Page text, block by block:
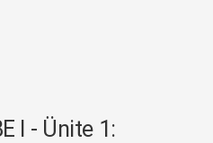
I - Ünite 1: